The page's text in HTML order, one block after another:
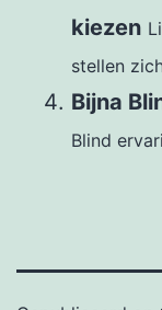
kiezen
stellen
Bijna
Blind